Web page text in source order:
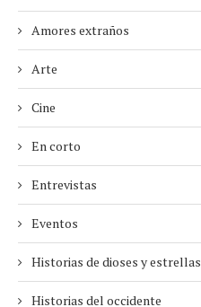
Amores extraños
Arte
Cine
En corto
Entrevistas
Eventos
Historias de dioses y estrellas
Historias del occidente